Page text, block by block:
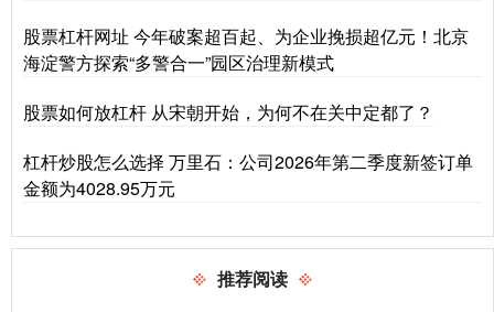
股票杠杆网址 今年破案超百起、为企业挽损超亿元！北京
海淀警方探索“多警合一”园区治理新模式
股票如何放杠杆 从宋朝开始，为何不在关中定都了？
杠杆炒股怎么选择 万里石：公司2026年第二季度新签订单
金额为4028.95万元
推荐阅读